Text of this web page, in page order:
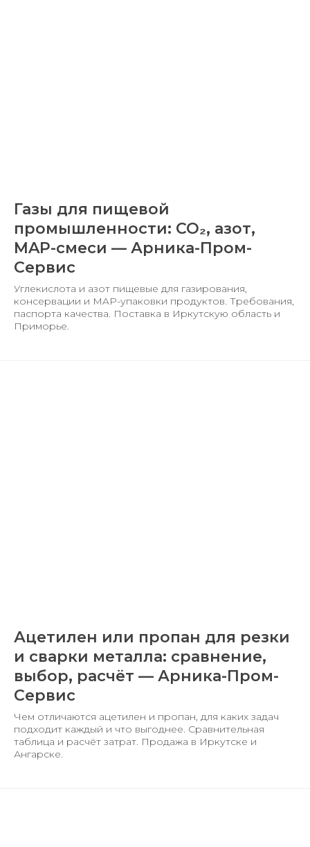
Газы для пищевой
промышленности: CO₂, азот,
MAP-смеси — Арника-Пром-
Сервис
Углекислота и азот пищевые для газирования,
консервации и MAP-упаковки продуктов. Требования,
паспорта качества. Поставка в Иркутскую область и
Приморье.
Ацетилен или пропан для резки
и сварки металла: сравнение,
выбор, расчёт — Арника-Пром-
Сервис
Чем отличаются ацетилен и пропан, для каких задач
подходит каждый и что выгоднее. Сравнительная
таблица и расчёт затрат. Продажа в Иркутске и
Ангарске.